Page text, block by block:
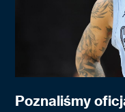
Poznaliśmy